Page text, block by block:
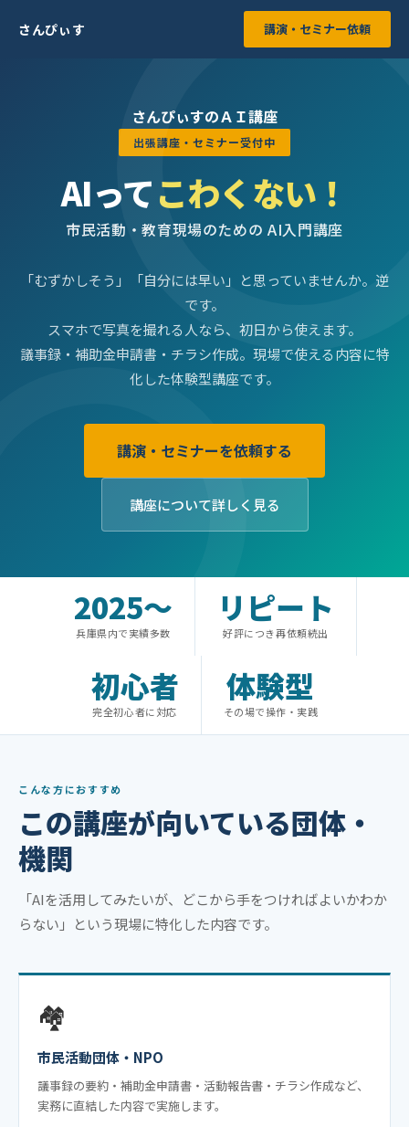
さんぴぃす 講演・セミナー依頼
さんぴぃすのＡＩ講座
出張講座・セミナー受付中
AIってこわくない！
市民活動・教育現場のための AI入門講座
「むずかしそう」「自分には早い」と思っていませんか。逆
です。
スマホで写真を撮れる人なら、初日から使えます。
議事録・補助金申請書・チラシ作成。現場で使える内容に特
化した体験型講座です。
講演・セミナーを依頼する
講座について詳しく見る
2025〜
兵庫県内で実績多数
リピート
好評につき再依頼続出
初心者
完全初心者に対応
体験型
その場で操作・実践
こんな方におすすめ
この講座が向いている団体・
機関
「AIを活用してみたいが、どこから手をつければよいかわか
らない」という現場に特化した内容です。
🏘️
市民活動団体・NPO
議事録の要約・補助金申請書・活動報告書・チラシ作成など、
実務に直結した内容で実施します。